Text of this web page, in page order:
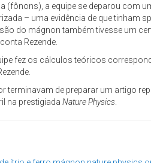
(fônons), a equipe se deparou com
– uma evidência de que tinham
do mágnon também tivesse um
Rezende.
fez os cálculos teóricos
terminavam de preparar um artigo
na prestigiada Nature Physics